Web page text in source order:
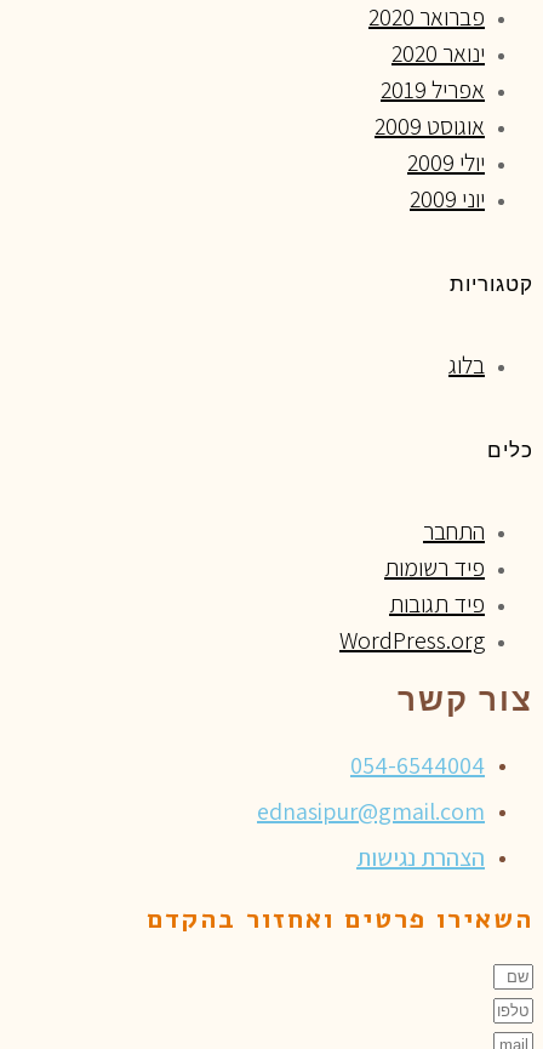
פברואר 2020
ינואר 2020
אפריל 2019
אוגוסט 2009
יולי 2009
יוני 2009
קטגוריות
בלוג
כלים
התחבר
פיד רשומות
פיד תגובות
WordPress.org
צור קשר
054-6544004
ednasipur@gmail.com
הצהרת נגישות
השאירו פרטים ואחזור בהקדם